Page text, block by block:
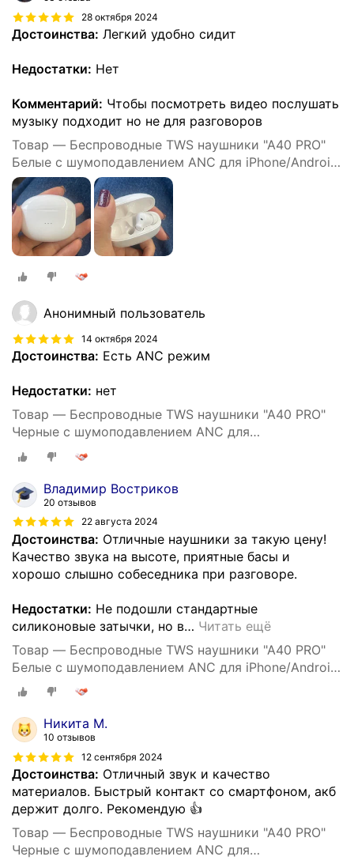
28 октября 2024
Достоинства: Легкий удобно сидит
Недостатки: Нет
Комментарий: Чтобы посмотреть видео послушать
музыку подходит но не для разговоров
Товар — Беспроводные TWS наушники "A40 PRO"
Белые с шумоподавлением ANC для iPhone/Android
сенсорные
Анонимный пользователь
14 октября 2024
Достоинства: Есть ANC режим
Недостатки: нет
Товар — Беспроводные TWS наушники "A40 PRO"
Черные с шумоподавлением ANC для
iPhone/Android сенсорные
Владимир Востриков
20 отзывов
22 августа 2024
Достоинства: Отличные наушники за такую цену!
Качество звука на высоте, приятные басы и
хорошо слышно собеседника при разговоре.
Недостатки: Не подошли стандартные
силиконовые затычки, но в… Читать ещё
Товар — Беспроводные TWS наушники "A40 PRO"
Белые с шумоподавлением ANC для iPhone/Android
сенсорные
Никита М.
10 отзывов
12 сентября 2024
Достоинства: Отличный звук и качество
материалов. Быстрый контакт со смартфоном, акб
держит долго. Рекомендую 👍
Товар — Беспроводные TWS наушники "A40 PRO"
Черные с шумоподавлением ANC для